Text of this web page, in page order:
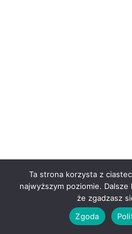
Ta strona korzysta z
najwyższym poziomie.
że zgadzasz
Zgoda